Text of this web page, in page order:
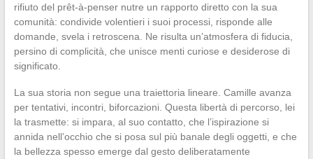
rifiuto del prêt-à-penser nutre un rapporto diretto con la sua
comunità: condivide volentieri i suoi processi, risponde alle
domande, svela i retroscena. Ne risulta un’atmosfera di fiducia,
persino di complicità, che unisce menti curiose e desiderose di
significato.
La sua storia non segue una traiettoria lineare. Camille avanza
per tentativi, incontri, biforcazioni. Questa libertà di percorso, lei
la trasmette: si impara, al suo contatto, che l’ispirazione si
annida nell’occhio che si posa sul più banale degli oggetti, e che
la bellezza spesso emerge dal gesto deliberatamente